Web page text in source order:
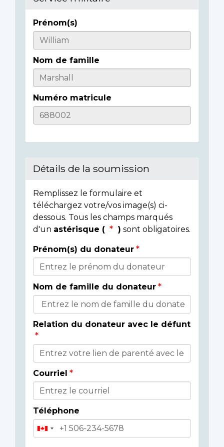
Informations
sur
l'individu
Prénom(s)
Nom de famille
Numéro matricule
Détails de la soumission
Remplissez le formulaire et
téléchargez votre/vos image(s) ci-
dessous. Tous les champs marqués
d'un astérisque ( ) sont obligatoires.
Détails
du
donateur
Prénom(s) du donateur
Nom de famille du donateur
Relation du donateur avec le défunt
Courriel
Téléphone